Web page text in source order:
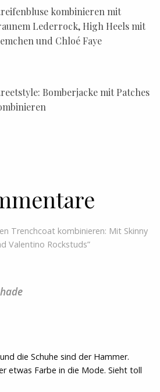
kombinieren mit
Lederrock, High Heels mit
und Chloé Faye
Bomberjacke mit Patches
Trenchcoat kombinieren: Mit Skinny
Valentino Rockstuds”
die Schuhe sind der Hammer.
etwas Farbe in die Mode. Sieht toll